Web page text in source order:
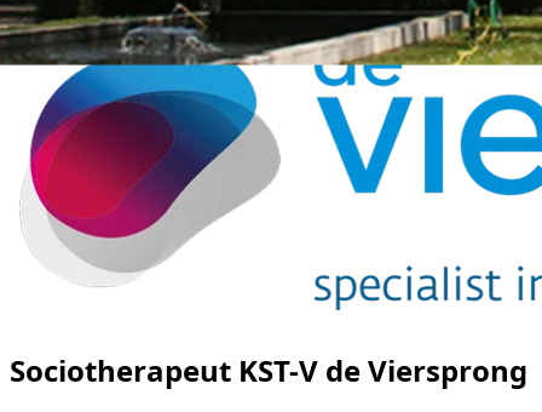
Sociotherapeut KST-V de Viersprong